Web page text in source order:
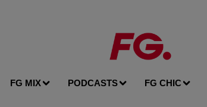
FG MIX PODCASTS FG CHIC